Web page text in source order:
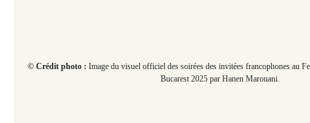
© Crédit photo : Image du visuel officiel des soirées des invitées francophones au
Bucarest 2025 par Hanen Marouani​​​​​​.